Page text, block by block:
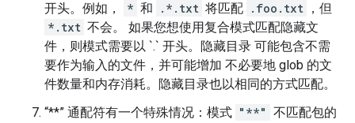
开头。例如，
* 和 .*.txt 将匹配 .foo.txt ，但
*.txt 不会。 如果您想使用复合模式匹配隐藏文
件，则模式需要以 `.` 开头。隐藏目录 可能包含不需
要作为输入的文件，并可能增加 不必要地 glob 的文
件数量和内存消耗。隐藏目录也以相同的方式匹配。
“**” 通配符有一个特殊情况：模式 "**" 不匹配包的